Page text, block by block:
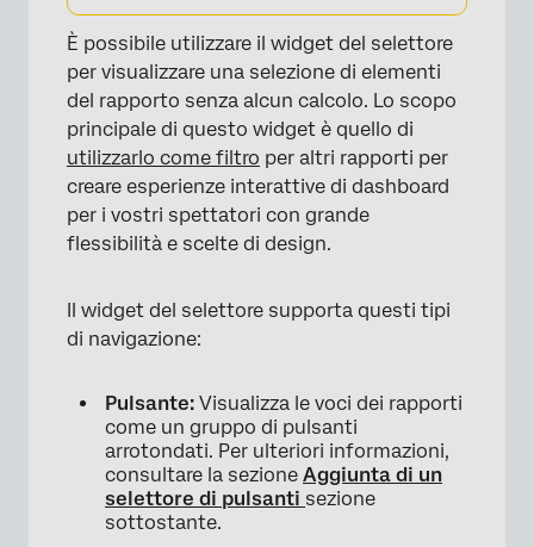
È possibile utilizzare il widget del selettore
per visualizzare una selezione di elementi
del rapporto senza alcun calcolo. Lo scopo
principale di questo widget è quello di
utilizzarlo come filtro per altri rapporti per
creare esperienze interattive di dashboard
per i vostri spettatori con grande
flessibilità e scelte di design.
Il widget del selettore supporta questi tipi
di navigazione:
Pulsante: Visualizza le voci dei rapporti
come un gruppo di pulsanti
arrotondati. Per ulteriori informazioni,
consultare la sezione Aggiunta di un
selettore di pulsanti sezione
sottostante.